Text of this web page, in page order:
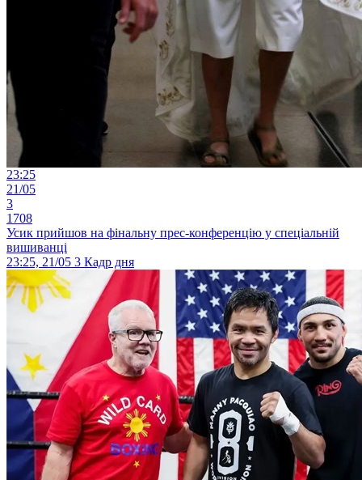
23:25
21/05
3
1708
Усик прийшов на фінальну прес-конференцію у спеціальній
вишиванці
23:25, 21/05 3 Кадр дня